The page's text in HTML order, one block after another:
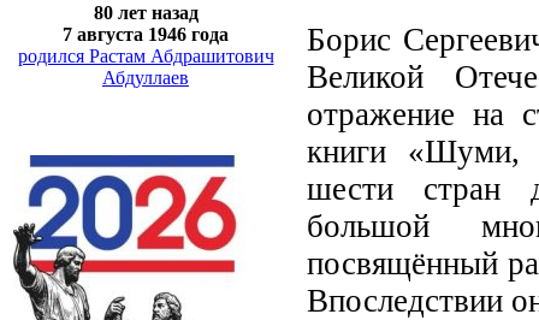
80 лет назад
7 августа 1946 года
родился Растам Абдрашитович
Абдуллаев
Борис
Великой
отражение на
книги «Шуми,
шести стран
большой
посвящённый
Впоследствии